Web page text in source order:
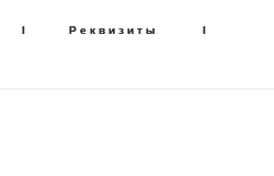
I Реквизиты I
I Реквизиты I